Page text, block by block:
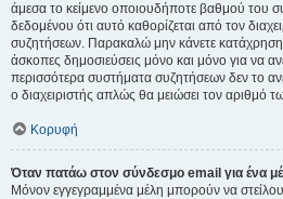
άμεσα το κείμενο οποιουδήποτε βαθμού του
δεδομένου ότι αυτό καθορίζεται από τον
συζητήσεων. Παρακαλώ μην κάνετε
άσκοπες δημοσιεύσεις μόνο και μόνο για να
περισσότερα συστήματα συζητήσεων δεν το
ο διαχειριστής απλώς θα μειώσει τον αριθμό
Κορυφή
Όταν πατάω στον σύνδεσμο email για ένα
Μόνον εγγεγραμμένα μέλη μπορούν να